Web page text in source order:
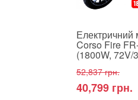
Електричний
Corso Fire
(1800W, 72V/
52,837 грн.
40,799 грн.